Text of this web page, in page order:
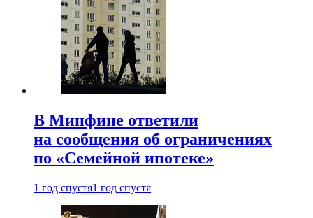
В Минфине ответили
на сообщения об ограничениях
по «Семейной ипотеке»
1 год спустя1 год спустя